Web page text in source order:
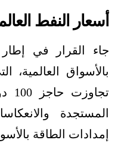
أسعار النفط
جاء القرار في إطار
بالأسواق
المستجدة
إمدادات الطاقة